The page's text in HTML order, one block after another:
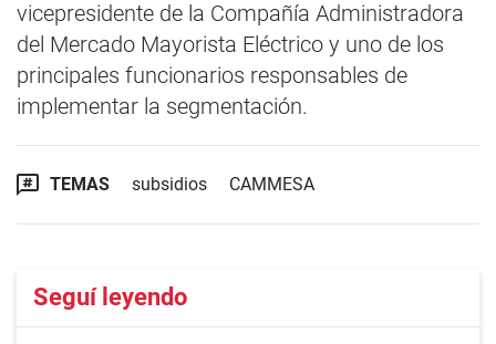
vicepresidente de la Compañía Administradora
del Mercado Mayorista Eléctrico y uno de los
principales funcionarios responsables de
implementar la segmentación.
TEMAS subsidios CAMMESA
Seguí leyendo